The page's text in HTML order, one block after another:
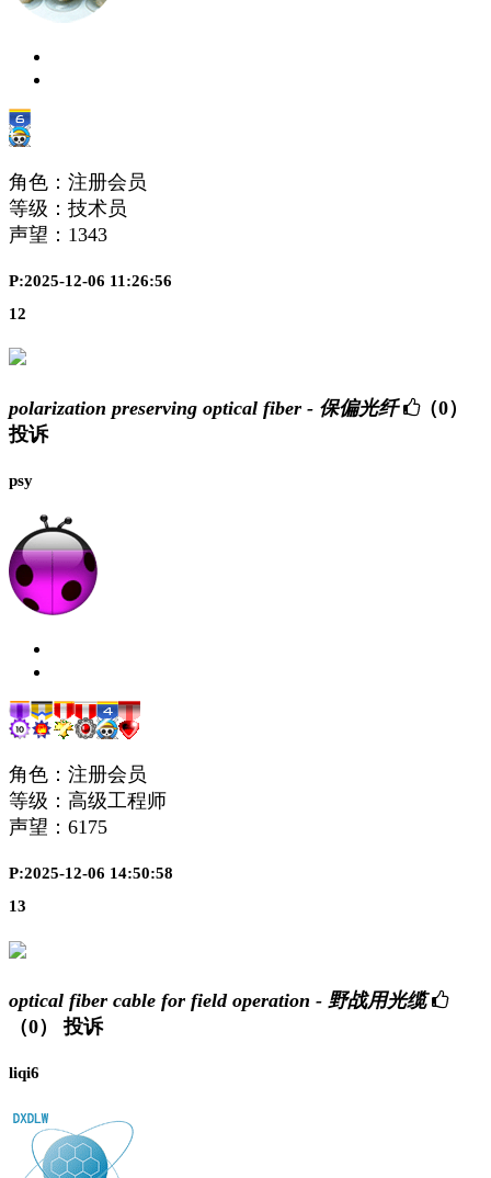
角色：注册会员
等级：技术员
声望： 1343
P:2025-12-06 11:26:56
12
polarization preserving optical fiber - 保偏光纤
（0）
投诉
psy
角色：注册会员
等级：高级工程师
声望： 6175
P:2025-12-06 14:50:58
13
optical fiber cable for field operation - 野战用光缆
（0）
投诉
liqi6